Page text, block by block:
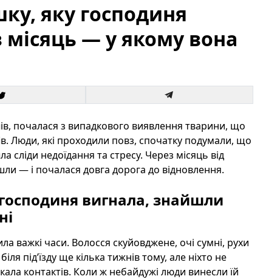
яку господиня
— у якому вона
почалася з випадкового виявлення тварини, що
Люди, які проходили повз, спочатку подумали, що
сліди недоїдання та стресу. Через місяць від
— і почалася довга дорога до відновлення.
вигнала, знайшли
важкі часи. Волосся скуйовджене, очі сумні, рухи
під’їзду ще кілька тижнів тому, але ніхто не
контактів. Коли ж небайдужі люди винесли їй